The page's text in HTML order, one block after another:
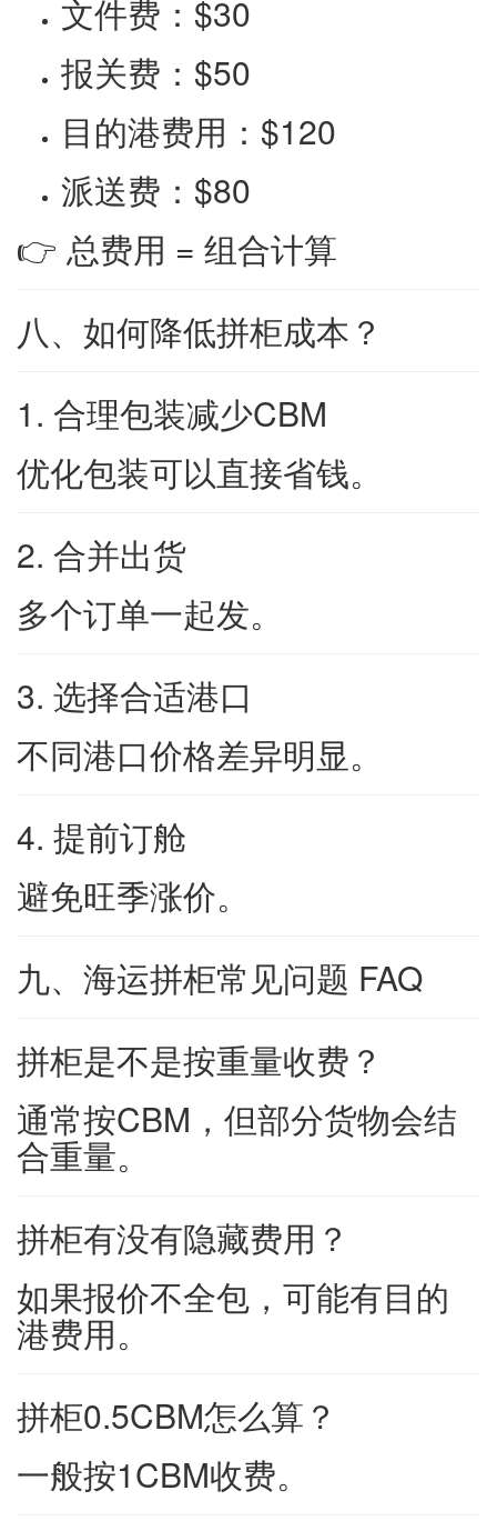
文件费：$30
报关费：$50
目的港费用：$120
派送费：$80
👉 总费用 = 组合计算
八、如何降低拼柜成本？
1. 合理包装减少CBM
优化包装可以直接省钱。
2. 合并出货
多个订单一起发。
3. 选择合适港口
不同港口价格差异明显。
4. 提前订舱
避免旺季涨价。
九、海运拼柜常见问题 FAQ
拼柜是不是按重量收费？
通常按CBM，但部分货物会结
合重量。
拼柜有没有隐藏费用？
如果报价不全包，可能有目的
港费用。
拼柜0.5CBM怎么算？
一般按1CBM收费。